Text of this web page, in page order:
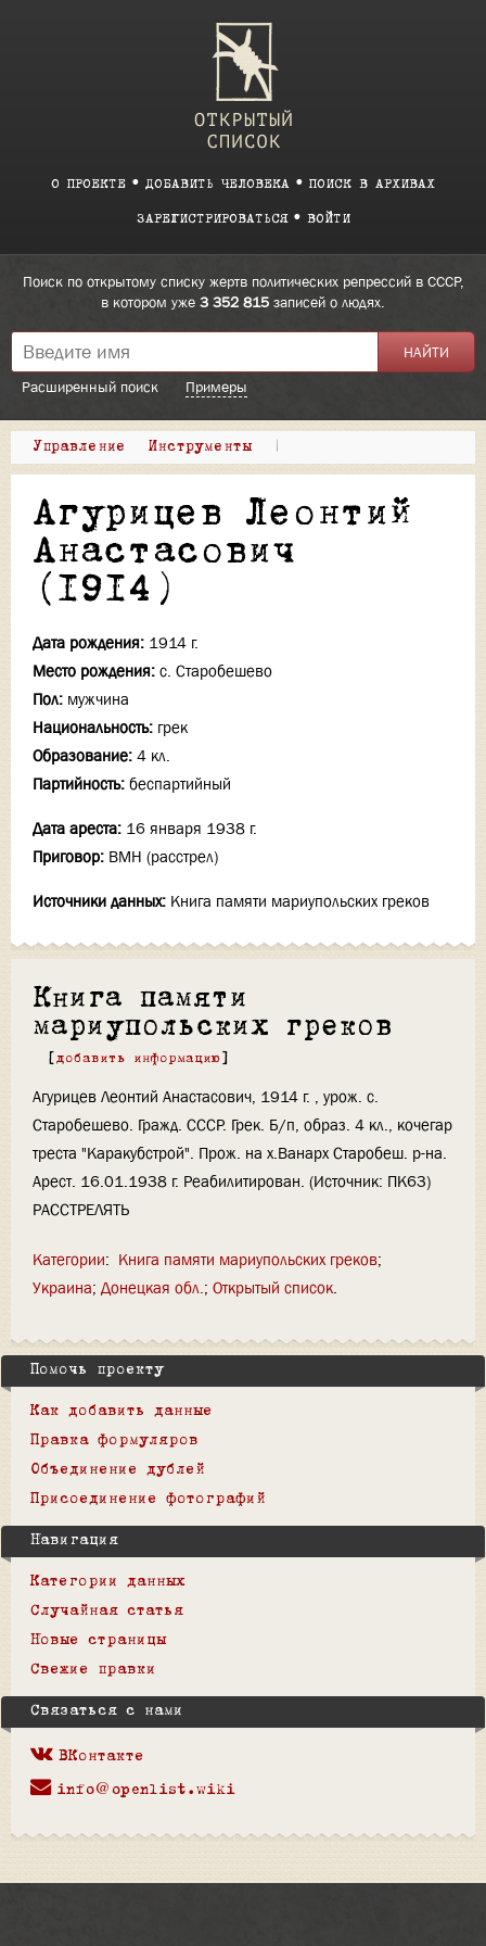
О ПРОЕКТЕ ДОБАВИТЬ ЧЕЛОВЕКА ПОИСК В АРХИВАХ
ЗАРЕГИСТРИРОВАТЬСЯ ВОЙТИ
Поиск по открытому списку жертв политических репрессий в СССР,
в котором уже 3 352 815 записей о людях.
Расширенный поиск Примеры
Управление Инструменты |
Агурицев Леонтий
Анастасович
(1914)
Дата рождения: 1914 г.
Место рождения: с. Старобешево
Пол: мужчина
Национальность: грек
Образование: 4 кл.
Партийность: беспартийный
Дата ареста: 16 января 1938 г.
Приговор: ВМН (расстрел)
Источники данных: Книга памяти мариупольских греков
Книга памяти
мариупольских греков
[ добавить информацию ]
Агурицев Леонтий Анастасович, 1914 г. , урож. с.
Старобешево. Гражд. СССР. Грек. Б/п, образ. 4 кл., кочегар
треста "Каракубстрой". Прож. на х.Ванарх Старобеш. р-на.
Арест. 16.01.1938 г. Реабилитирован. (Источник: ПК63)
РАССТРЕЛЯТЬ
Категории: Книга памяти мариупольских греков
Украина Донецкая обл. Открытый список
Помочь проекту
Как добавить данные
Правка формуляров
Объединение дублей
Присоединение фотографий
Навигация
Категории данных
Случайная статья
Новые страницы
Свежие правки
Связаться с нами
ВКонтакте
info@openlist.wiki